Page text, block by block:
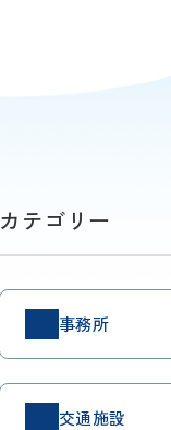
カテゴリー
事務所
交通施設